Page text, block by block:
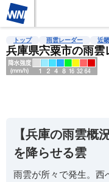
雨雲レーダー 台風情報
トップ 雨雲レーダー 近畿
兵庫県宍粟市の雨雲
【兵庫の雨雲概
を降らせる雲
雨雲が所々で発生。西